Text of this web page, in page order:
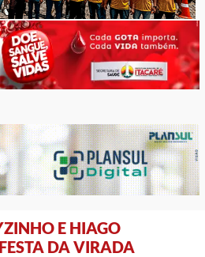
E HIAGO
DA VIRADA